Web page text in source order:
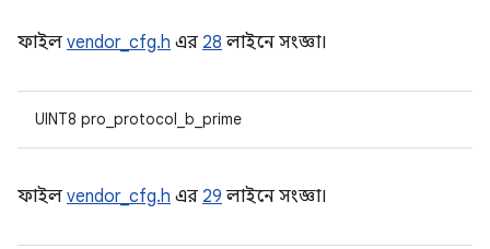
ফাইল vendor_cfg.h এর 28 লাইনে সংজ্ঞা।
UINT8 pro_protocol_b_prime
ফাইল vendor_cfg.h এর 29 লাইনে সংজ্ঞা।